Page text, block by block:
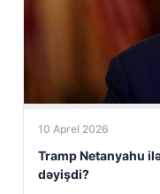
10 Aprel 2026
Tramp Netanyahu
dəyişdi?